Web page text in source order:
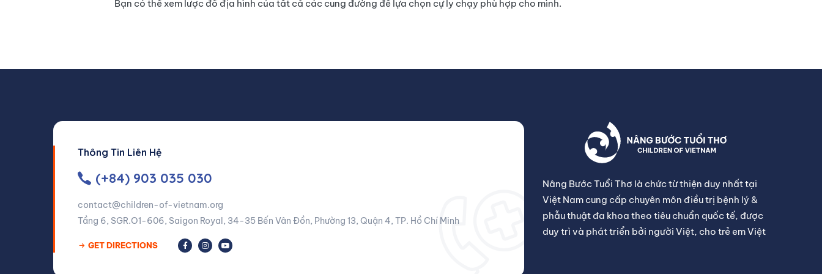
Bạn có thể xem lược đồ địa hình của tất cả các cung đường để lựa chọn cự ly chạy phù hợp cho mình.
Thông Tin Liên Hệ
(+84) 903 035 030
contact@children-of-vietnam.org
Tầng 6, SGR.O1-606, Saigon Royal, 34-35 Bến Vân Đồn, Phường 13, Quận 4, TP. Hồ Chí Minh
GET DIRECTIONS
Nâng Bước Tuổi Thơ là chức từ thiện duy nhất tại
Việt Nam cung cấp chuyên môn điều trị bệnh lý &
phẫu thuật đa khoa theo tiêu chuẩn quốc tế, được
duy trì và phát triển bởi người Việt, cho trẻ em Việt